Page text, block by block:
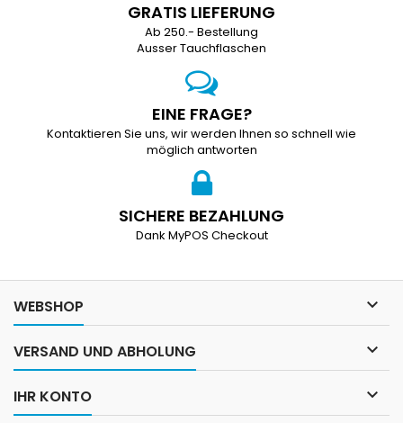
GRATIS LIEFERUNG
Ab 250.- Bestellung
Ausser Tauchflaschen
EINE FRAGE?
Kontaktieren Sie uns, wir werden Ihnen so schnell wie
möglich antworten
SICHERE BEZAHLUNG
Dank MyPOS Checkout
WEBSHOP 
VERSAND UND ABHOLUNG 
IHR KONTO 